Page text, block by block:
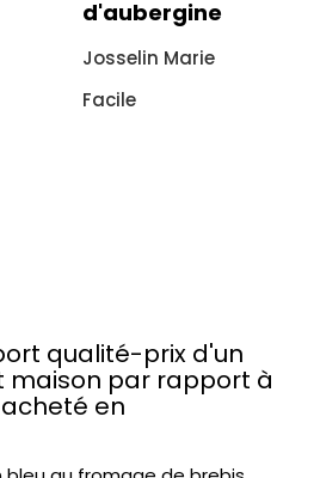
sans viande :
recette
italienne à
l'aubergine
qualité-prix d'un
maison par rapport à
en